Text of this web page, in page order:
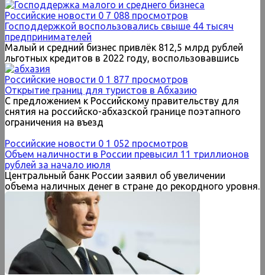
Российские новости 0 7 088 просмотров
Господдержкой воспользовались свыше 44 тысяч
предпринимателей
Малый и средний бизнес привлёк 812,5 млрд рублей
льготных кредитов в 2022 году, воспользовавшись
Российские новости 0 1 877 просмотров
Открытие границ для туристов в Абхазию
С предложением к Российскому правительству для
снятия на российско-абхазской границе поэтапного
ограничения на въезд
Российские новости 0 1 052 просмотров
Объем наличности в России превысил 11 триллионов
рублей за начало июля
Центральный банк России заявил об увеличении
объема наличных денег в стране до рекордного уровня.